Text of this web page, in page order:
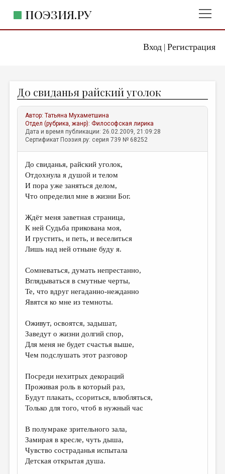
Вход| Регистрация
ПОЭЗИЯ.РУ
ЖАНРЫ
АВТОРЫ
КОММЕНТАРИИ
ЛИТСАЛОН
НОВОСТИ
ПРАВИЛА САЙТА
ИЗБРАННОЕ
ДАЙДЖЕСТ
ПЕРЕВОДЫ
КОНКУРСЫ
КНИЖНАЯ ПОЛКА
ОБЗОР ЛИТЕРАТУРЫ
ОБЪЯВЛЕНИЯ
КОЛОНКА РЕДАКТОРА
ОТ РЕДАКЦИИ
МАЛАЯ ПРОЗА
До свиданья райский уголок
Автор:Татьяна Мухаметшина
Отдел (рубрика, жанр):Философская лирика
Дата и время публикации: 26.02.2009, 21:09:28
Сертификат Поэзия.ру: серия 739 № 68252
До свиданья, райский уголок,
Отдохнула я душой и телом
И пора уже заняться делом,
Что определил мне в жизни Бог.
Ждёт меня заветная страница,
К ней Судьба прикована моя,
И грустить, и петь, и веселиться
Лишь над ней отныне буду я.
Сомневаться, думать непрестанно,
Вглядываться в смутные черты,
Те, что вдруг негаданно-нежданно
Явятся ко мне из темноты.
Оживут, освоятся, задышат,
Заведут о жизни долгий спор,
Для меня не будет счастья выше,
Чем подслушать этот разговор
Посреди нехитрых декораций
Проживая роль в который раз,
Будут плакать, ссориться, влюбляться,
Только для того, чтоб в нужный час
В полумраке зрительного зала,
Замирая в кресле, чуть дыша,
Чувство состраданья испытала
Детская открытая душа.